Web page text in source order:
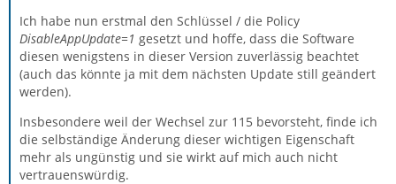
Ich habe nun erstmal den Schlüssel / die Policy
DisableAppUpdate=1 gesetzt und hoffe, dass die Software
diesen wenigstens in dieser Version zuverlässig beachtet
(auch das könnte ja mit dem nächsten Update still geändert
werden).
Insbesondere weil der Wechsel zur 115 bevorsteht, finde ich
die selbständige Änderung dieser wichtigen Eigenschaft
mehr als ungünstig und sie wirkt auf mich auch nicht
vertrauenswürdig.